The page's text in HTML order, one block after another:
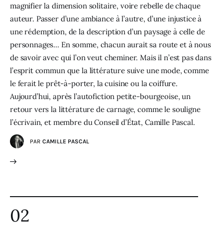
magnifier la dimension solitaire, voire rebelle de chaque
auteur. Passer d’une ambiance à l’autre, d’une injustice à
une rédemption, de la description d’un paysage à celle de
personnages… En somme, chacun aurait sa route et à nous
de savoir avec qui l’on veut cheminer. Mais il n’est pas dans
l’esprit commun que la littérature suive une mode, comme
le ferait le prêt-à-porter, la cuisine ou la coiffure.
Aujourd’hui, après l’autofiction petite-bourgeoise, un
retour vers la littérature de carnage, comme le souligne
l’écrivain, et membre du Conseil d’État, Camille Pascal.
PAR CAMILLE PASCAL
02